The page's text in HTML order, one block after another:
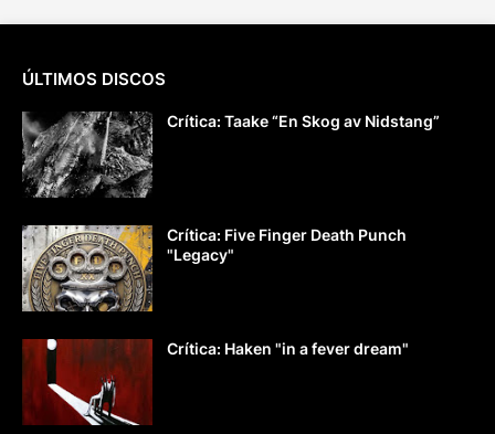
ÚLTIMOS DISCOS
Crítica: Taake “En Skog av Nidstang”
Crítica: Five Finger Death Punch
"Legacy"
Crítica: Haken "in a fever dream"